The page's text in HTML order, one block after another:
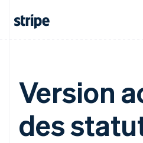
Version
des
Português
Roumanie
English
English
Singapour